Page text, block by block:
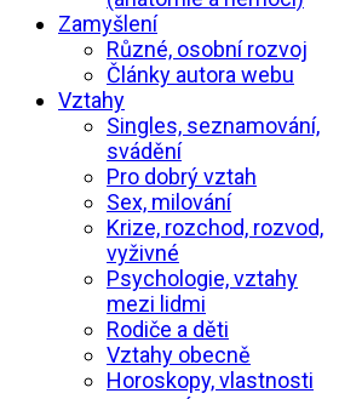
Zamyšlení
Různé, osobní rozvoj
Články autora webu
Vztahy
Singles, seznamování,
svádění
Pro dobrý vztah
Sex, milování
Krize, rozchod, rozvod,
vyživné
Psychologie, vztahy
mezi lidmi
Rodiče a děti
Vztahy obecně
Horoskopy, vlastnosti